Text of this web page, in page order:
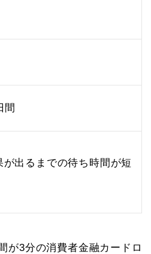
間
が出るまでの待ち時間が短
が3分の消費者金融カードロ